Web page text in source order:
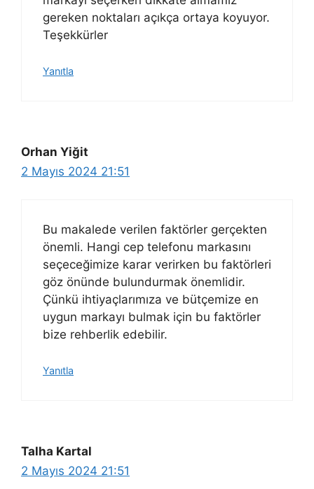
gereken noktaları açıkça ortaya koyuyor.
Teşekkürler
Yanıtla
Orhan Yiğit
2 Mayıs 2024 21:51
Bu makalede verilen faktörler gerçekten
önemli. Hangi cep telefonu markasını
seçeceğimize karar verirken bu faktörleri
göz önünde bulundurmak önemlidir.
Çünkü ihtiyaçlarımıza ve bütçemize en
uygun markayı bulmak için bu faktörler
bize rehberlik edebilir.
Yanıtla
Talha Kartal
2 Mayıs 2024 21:51